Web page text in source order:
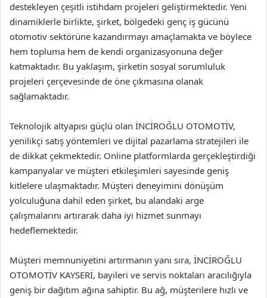
destekleyen çeşitli istihdam projeleri geliştirmektedir. Yeni
dinamiklerle birlikte, şirket, bölgedeki genç iş gücünü
otomotiv sektörüne kazandırmayı amaçlamakta ve böylece
hem topluma hem de kendi organizasyonuna değer
katmaktadır. Bu yaklaşım, şirketin sosyal sorumluluk
projeleri çerçevesinde de öne çıkmasına olanak
sağlamaktadır.
Teknolojik altyapısı güçlü olan İNCİROĞLU OTOMOTİV,
yenilikçi satış yöntemleri ve dijital pazarlama stratejileri ile
de dikkat çekmektedir. Online platformlarda gerçekleştirdiği
kampanyalar ve müşteri etkileşimleri sayesinde geniş
kitlelere ulaşmaktadır. Müşteri deneyimini dönüşüm
yolculuğuna dahil eden şirket, bu alandaki arge
çalışmalarını artırarak daha iyi hizmet sunmayı
hedeflemektedir.
Müşteri memnuniyetini artırmanın yanı sıra, İNCİROĞLU
OTOMOTİV KAYSERİ, bayileri ve servis noktaları aracılığıyla
geniş bir dağıtım ağına sahiptir. Bu ağ, müşterilere hızlı ve